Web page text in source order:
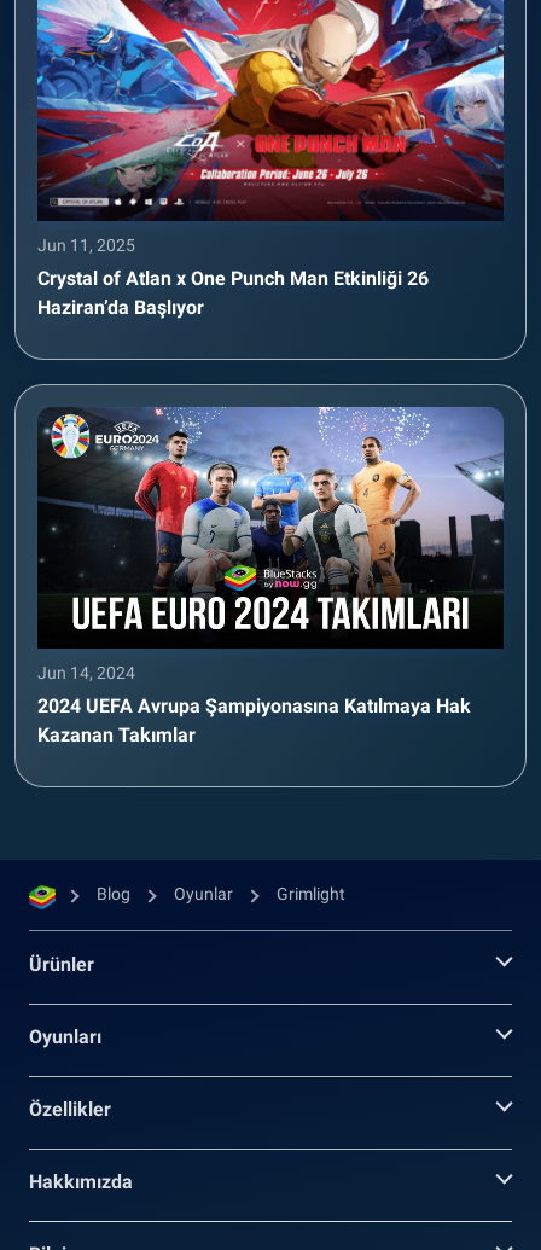
Jun 11, 2025
Crystal of Atlan x One Punch Man Etkinliği 26
Haziran’da Başlıyor
Jun 14, 2024
2024 UEFA Avrupa Şampiyonasına Katılmaya Hak
Kazanan Takımlar
Blog Oyunlar Grimlight
Ürünler
Oyunları
Özellikler
Hakkımızda